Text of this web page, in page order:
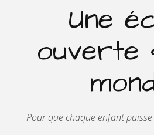
Une
ouverte
Pour que chaque enfant